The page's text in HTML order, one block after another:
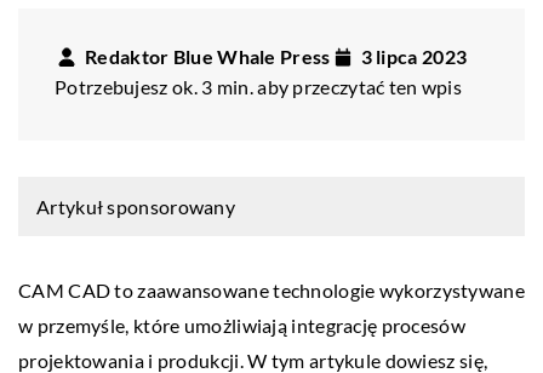
Redaktor Blue Whale Press
3 lipca 2023
Potrzebujesz ok. 3 min. aby przeczytać ten wpis
Artykuł sponsorowany
CAM CAD to zaawansowane technologie wykorzystywane
w przemyśle, które umożliwiają integrację procesów
projektowania i produkcji. W tym artykule dowiesz się,